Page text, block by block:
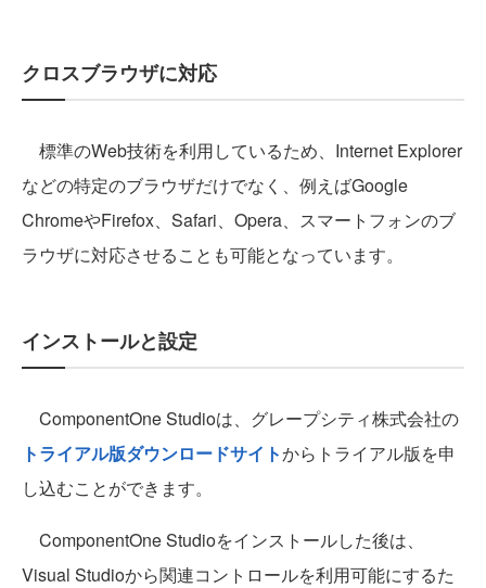
クロスブラウザに対応
標準のWeb技術を利用しているため、Internet Explorer
などの特定のブラウザだけでなく、例えばGoogle
ChromeやFirefox、Safari、Opera、スマートフォンのブ
ラウザに対応させることも可能となっています。
インストールと設定
ComponentOne Studioは、グレープシティ株式会社の
トライアル版ダウンロードサイトからトライアル版を申
し込むことができます。
ComponentOne Studioをインストールした後は、
Visual Studioから関連コントロールを利用可能にするた